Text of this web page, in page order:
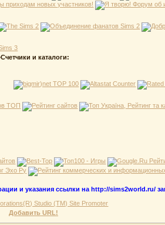
и каталоги:
и указания ссылки на http://sims2world.ru/
Добавить URL!